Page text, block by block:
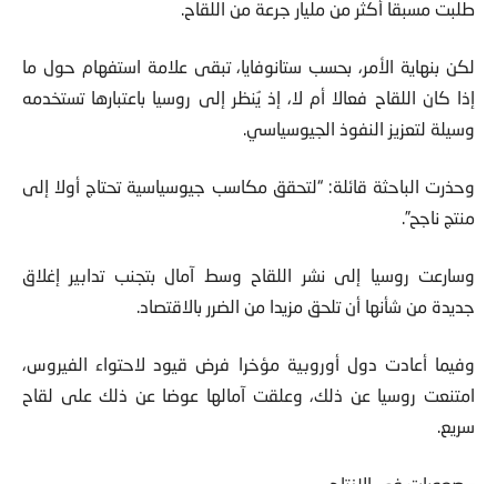
طلبت مسبقا أكثر من مليار جرعة من اللقاح.
لكن بنهاية الأمر، بحسب ستانوفايا، تبقى علامة استفهام حول ما
إذا كان اللقاح فعالا أم لا، إذ يُنظر إلى روسيا باعتبارها تستخدمه
وسيلة لتعزيز النفوذ الجيوسياسي.
وحذرت الباحثة قائلة: “لتحقق مكاسب جيوسياسية تحتاج أولا إلى
منتج ناجح”.
وسارعت روسيا إلى نشر اللقاح وسط آمال بتجنب تدابير إغلاق
جديدة من شأنها أن تلحق مزيدا من الضرر بالاقتصاد.
وفيما أعادت دول أوروبية مؤخرا فرض قيود لاحتواء الفيروس،
امتنعت روسيا عن ذلك، وعلقت آمالها عوضا عن ذلك على لقاح
سريع.